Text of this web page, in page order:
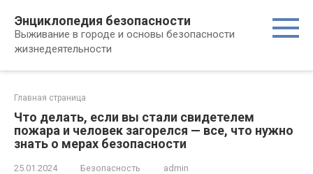
контенту
Энциклопедия безопасности
Выживание в городе и основы безопасности
жизнедеятельности
Главная страница
Что делать, если вы стали свидетелем
пожара и человек загорелся — все, что нужно
знать о мерах безопасности
25.01.2024 Безопасность admin